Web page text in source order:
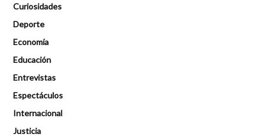
Curiosidades
Deporte
Economía
Educación
Entrevistas
Espectáculos
Internacional
Justicia